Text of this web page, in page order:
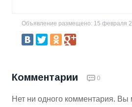
Объявление размещено: 15 февраля
Комментарии 0
Нет ни одного комментария. Вы